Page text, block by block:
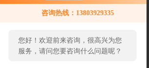
咨询热线：13803929335
您好！欢迎前来咨询，很高兴为您
服务，请问您要咨询什么问题呢？
号
二